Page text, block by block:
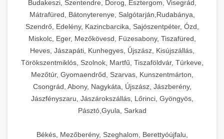
Budakeszi, Szentendre, Dorog, Esztergom, Visegrád,
Mátrafüred, Bátonyterenye, Salgótarján,Rudabánya,
Szendrő, Edelény, Kazincbarcika, Sajószentpéter, Ózd,
Miskolc, Eger, Mezőkövesd, Füzesabony, Tiszafüred,
Heves, Jászapáti, Kunhegyes, Újszász, Kisújszállás,
Törökszentmiklós, Szolnok, Martfű, Tiszaföldvár, Túrkeve,
Mezőtúr, Gyomaendrőd, Szarvas, Kunszentmárton,
Csongrád, Abony, Nagykáta, Újszász, Jászberény,
Jászfényszaru, Jászárokszállás, Lőrinci, Gyöngyös,
Pásztó,Gyula, Sarkad
Békés, Mezőberény, Szeghalom, Berettyóújfalu,